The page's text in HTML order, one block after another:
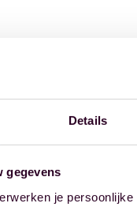
Details
gegevens
je